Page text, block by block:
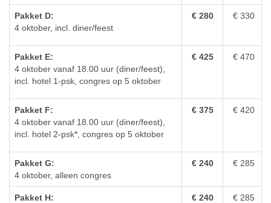
Pakket D:
4 oktober, incl. diner/feest
€ 280 € 330
Pakket E:
4 oktober vanaf 18.00 uur (diner/feest),
incl. hotel 1-psk, congres op 5 oktober
€ 425 € 470
Pakket F:
4 oktober vanaf 18.00 uur (diner/feest),
incl. hotel 2-psk*, congres op 5 oktober
€ 375 € 420
Pakket G:
4 oktober, alleen congres
€ 240 € 285
Pakket H:
€ 240 € 285